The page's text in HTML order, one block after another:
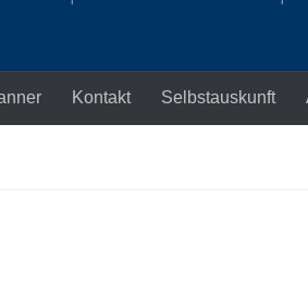
Kontakt Selbstauskunft